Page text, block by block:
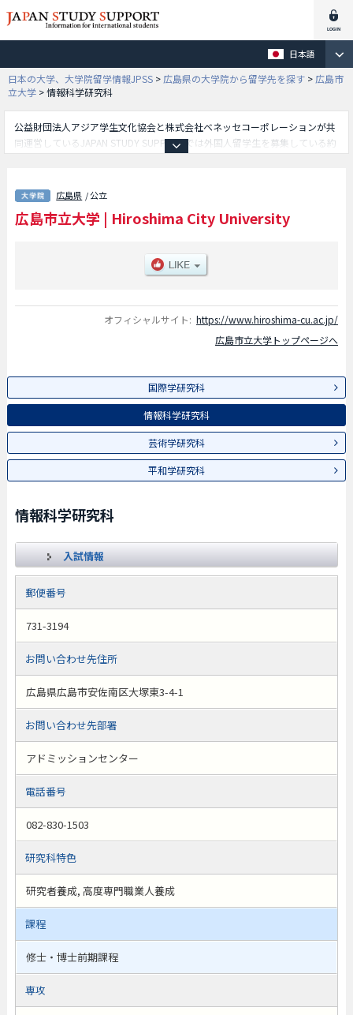
日本語
日本の大学、大学院留学情報JPSS > 広島県の大学院から留学先を探す > 広島市
立大学 >情報科学研究科
公益財団法人アジア学生文化協会と株式会社ベネッセコーポレーションが共
同運営しているJAPAN STUDY SUPPORTでは外国人留学生を募集している約
情報科学研究科や芸術学研究科や平和学研究科等、研究科別情報や、募集定
員や合格者数など入試情報、施設案内、アクセスなど外国人留学生に必要な
情報を掲載しているので是非ご利用ください。
広島県 / 公立
広島市立大学 | Hiroshima City University
オフィシャルサイト: https://www.hiroshima-cu.ac.jp/
広島市立大学トップページへ
国際学研究科
情報科学研究科
芸術学研究科
平和学研究科
情報科学研究科
入試情報
郵便番号
731-3194
お問い合わせ先住所
広島県広島市安佐南区大塚東3-4-1
お問い合わせ先部署
アドミッションセンター
電話番号
082-830-1503
研究科特色
研究者養成, 高度専門職業人養成
課程
修士・博士前期課程
専攻